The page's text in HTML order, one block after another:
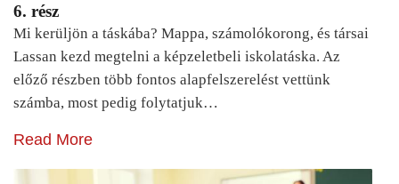
6. rész
Mi kerüljön a táskába? Mappa, számolókorong, és társai
Lassan kezd megtelni a képzeletbeli iskolatáska. Az
előző részben több fontos alapfelszerelést vettünk
számba, most pedig folytatjuk…
Read More